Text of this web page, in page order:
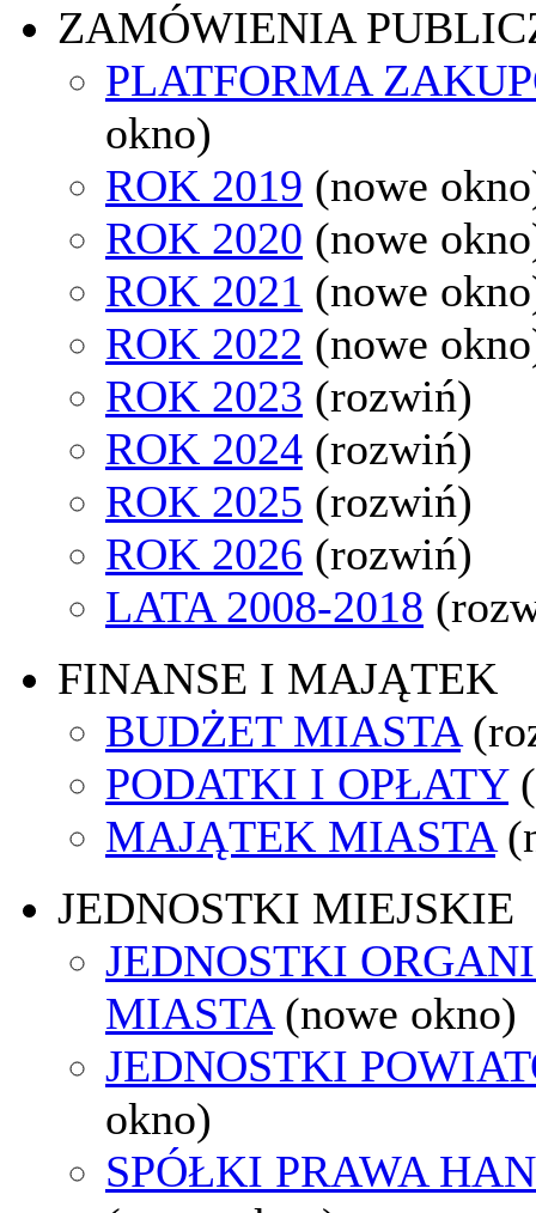
ZAMÓWIENIA
PLATFORMA
okno)
ROK 2019 (nowe
ROK 2020 (nowe
ROK 2021 (nowe
ROK 2022 (nowe
ROK 2023 (rozwiń)
ROK 2024 (rozwiń)
ROK 2025 (rozwiń)
ROK 2026 (rozwiń)
LATA 2008-2018
FINANSE I MAJĄTEK
BUDŻET MIASTA
PODATKI I OPŁATY
MAJĄTEK MIASTA
JEDNOSTKI MIEJSKIE
JEDNOSTKI
MIASTA (nowe okno)
JEDNOSTKI
okno)
SPÓŁKI PRAWA